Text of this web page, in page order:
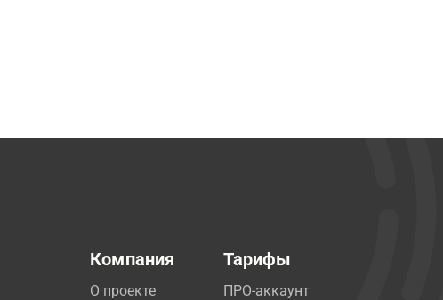
Компания
О проекте
Тарифы
ПРО-аккаунт